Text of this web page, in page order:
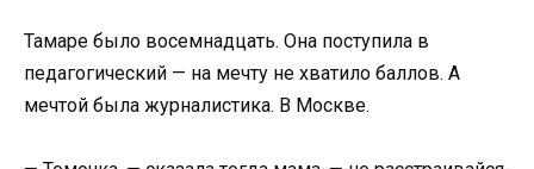
Тамаре было восемнадцать. Она поступила в
педагогический — на мечту не хватило баллов. А
мечтой была журналистика. В Москве.